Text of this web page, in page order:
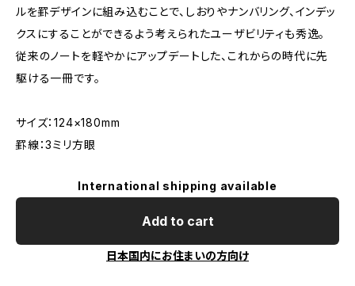
ルを罫デザインに組み込むことで、しおりやナンバリング、インデッ
クスにすることができるよう考えられたユーザビリティも秀逸。
従来のノートを軽やかにアップデートした、これからの時代に先
駆ける一冊です。
サイズ：124×180mm
罫線：3ミリ方眼
International shipping available
Add to cart
日本国内にお住まいの方向け